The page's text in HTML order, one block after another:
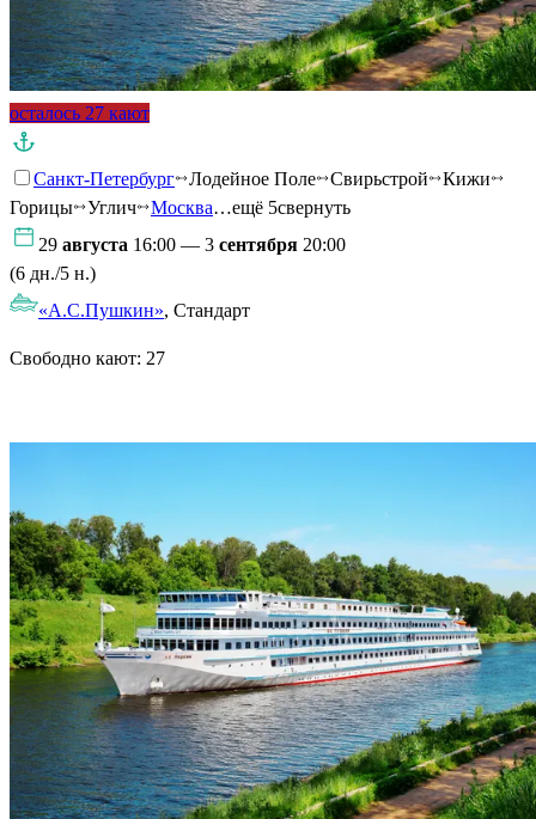
осталось 27 кают
Санкт-Петербург Лодейное Поле Свирьстрой
Кижи
Горицы
Углич Москва…ещё 5свернуть
29 августа 16:00 — 3 сентября 20:00
(6 дн./5 н.)
«А.С.Пушкин», Стандарт
Свободно кают: 27